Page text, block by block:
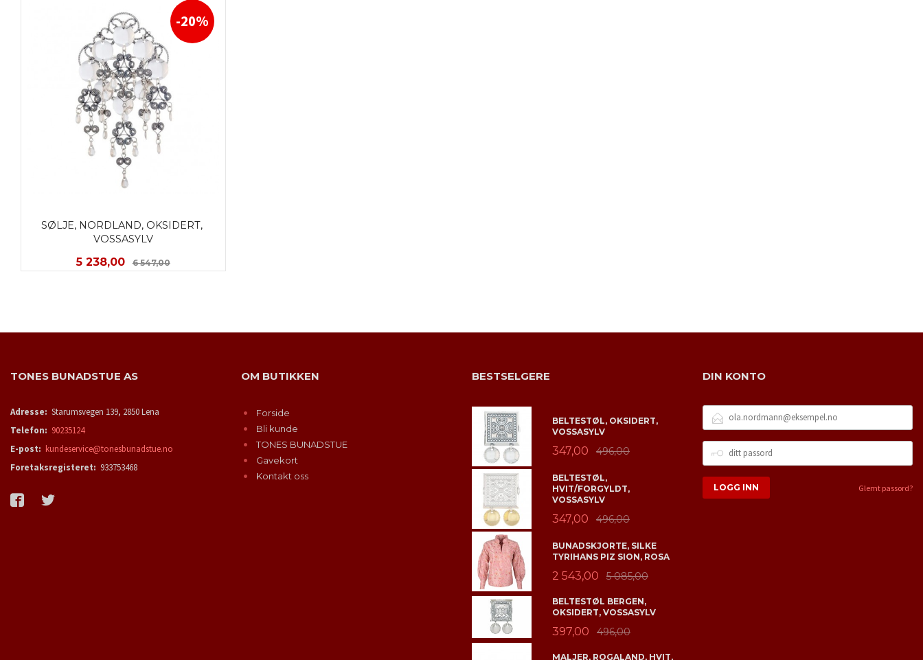
SØLJE, NORDLAND, OKSIDERT,
VOSSASYLV
Tilbud
5 238,00 6 547,00Rabatt
-20%
TONES BUNADSTUE AS
Adresse: Starumsvegen 139, 2850 Lena
Telefon: 90235124
E-post: kundeservice@tonesbunadstue.no
Foretaksregisteret: 933753468
OM BUTIKKEN
Forside
Bli kunde
TONES BUNADSTUE
Gavekort
Kontakt oss
BESTSELGERE
BELTESTØL, OKSIDERT,
VOSSASYLV
347,00 496,00
BELTESTØL,
HVIT/FORGYLDT,
VOSSASYLV
347,00 496,00
BUNADSKJORTE, SILKE
TYRIHANS PIZ SION, ROSA
2 543,00 5 085,00
BELTESTØL BERGEN,
OKSIDERT, VOSSASYLV
397,00 496,00
MALJER, ROGALAND, HVIT,
DIN KONTO
POSTADRESSE
PASSORD
Glemt passord?